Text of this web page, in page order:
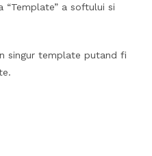
“Template” a softului si
singur template putand fi